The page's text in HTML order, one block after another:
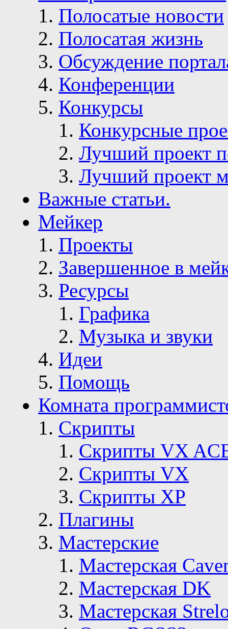
Полосатые новости
Полосатая жизнь
Обсуждение
Конференции
Конкурсы
Конкурсные
Лучший проект
Лучший проект
Важные статьи.
Мейкер
Проекты
Завершенное в
Ресурсы
Графика
Музыка и звуки
Идеи
Помощь
Комната
Скрипты
Скрипты VX
Скрипты VX
Скрипты ХР
Плагины
Мастерские
Мастерская
Мастерская DK
Мастерская